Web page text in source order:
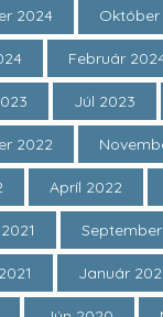
2024 Október
Február
Júl 2023
2022
Apríl 2022
September
Január